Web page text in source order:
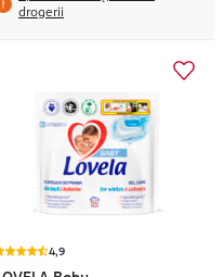
drogerii
4,9